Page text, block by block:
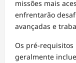
missões mais
enfrentarão
avançadas e
Os pré-requisitos
geralmente